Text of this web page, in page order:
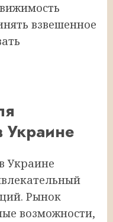
взвешенное
Украине
Украине
Рынок
возможности,